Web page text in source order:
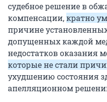
судебное решение в
компенсации,кратно
причине
допущенных каждой
недостатков оказания
которые не стали
ухудшению состояния
апелляционном